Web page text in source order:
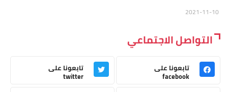
التواصل الاجتماعي
تابعونا على
facebook
تابعونا على
twitter